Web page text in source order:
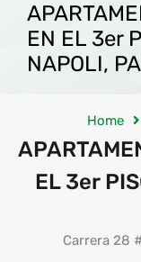
EN EL 3er
NAPOLI,
Home
EL 3er
Carrera 28